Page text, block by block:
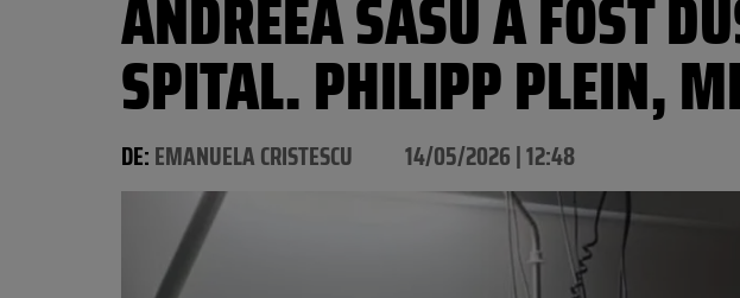
ANDREEA SASU A FOST
SPITAL. PHILIPP PLEIN,
DE:EMANUELA CRISTESCU 14/05/2026 | 12:48